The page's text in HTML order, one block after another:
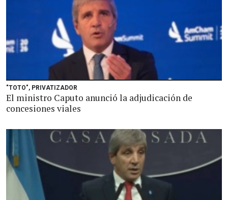
"TOTO", PRIVATIZADOR
El ministro Caputo anunció la adjudicación de
concesiones viales